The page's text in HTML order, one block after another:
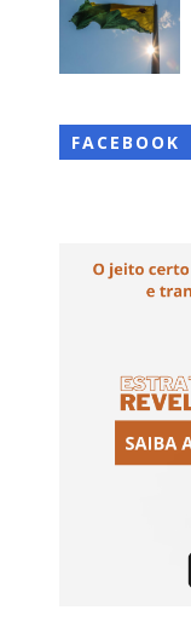
FACEBOOK